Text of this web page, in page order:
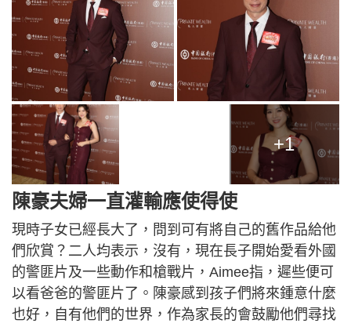
+1
陳豪夫婦一直灌輸應使得使
現時子女已經長大了，問到可有將自己的舊作品給他
們欣賞？二人均表示，沒有，現在長子開始愛看外國
的警匪片及一些動作和槍戰片，Aimee指，遲些便可
以看爸爸的警匪片了。陳豪感到孩子們將來鍾意什麼
也好，自有他們的世界，作為家長的會鼓勵他們尋找